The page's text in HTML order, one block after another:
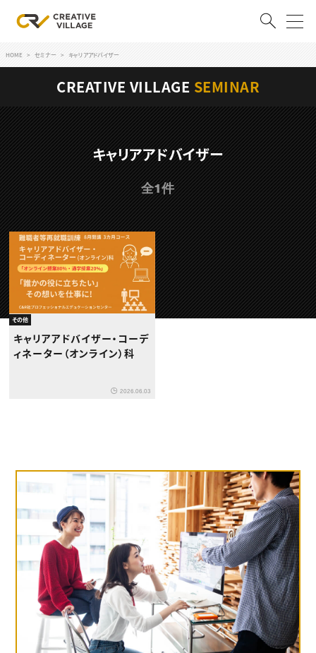
ログイン 会員登録
RECRUIT
クリエイター求人を探す
CREATIVE JOB求人検索
特集求人
採用説明会
転職支援サービス
CONTENTS
スキルアップしたい！
スキルアップしたい！ トップ
デザイン
プログラミング
動画配信・映像制作
編集・ライティング
マーケティング
ディレクション
業界解説・キャリア事情
TOP Creator’s コラム
TOP Creator’s コラム トップ
Webクリエイター
アプリクリエイター
ゲームクリエイター
クリエイターインタビュー
セミナー
ニュース・トレンド トップ
プロフェッショナル×つながる×メディア
HOME セミナー キャリアアドバイザー
CREATIVE VILLAGE SEMINAR
キャリアアドバイザー
全1件
その他
キャリアアドバイザー・コーデ
ィネーター（オンライン）科
2026.06.03